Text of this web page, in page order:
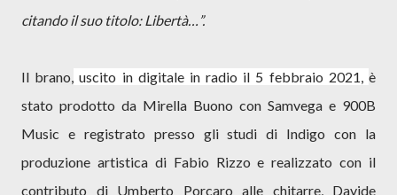
citando il suo titolo: Libertà…”.
Il brano, uscito in digitale in radio il 5 febbraio 2021,è
stato prodotto da Mirella Buono con Samvega e 900B
Music e registrato presso gli studi di Indigo con la
produzione artistica di Fabio Rizzo e realizzato con il
contributo di Umberto Porcaro alle chitarre, Davide